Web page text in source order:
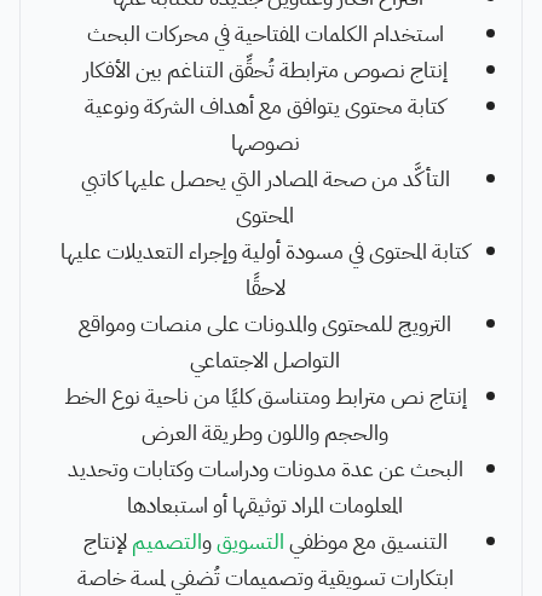
استخدام الكلمات المفتاحية في محركات البحث
إنتاج نصوص مترابطة تُحقِّق التناغم بين الأفكار
كتابة محتوى يتوافق مع أهداف الشركة ونوعية
نصوصها
التأكَّد من صحة المصادر التي يحصل عليها كاتبي
المحتوى
كتابة المحتوى في مسودة أولية وإجراء التعديلات عليها
لاحقًا
الترويج للمحتوى والمدونات على منصات ومواقع
التواصل الاجتماعي
إنتاج نص مترابط ومتناسق كليًا من ناحية نوع الخط
والحجم واللون وطريقة العرض
البحث عن عدة مدونات ودراسات وكتابات وتحديد
المعلومات المراد توثيقها أو استبعادها
التنسيق مع موظفيالتسويقوالتصميملإنتاج
ابتكارات تسويقية وتصميمات تُضفي لمسة خاصة